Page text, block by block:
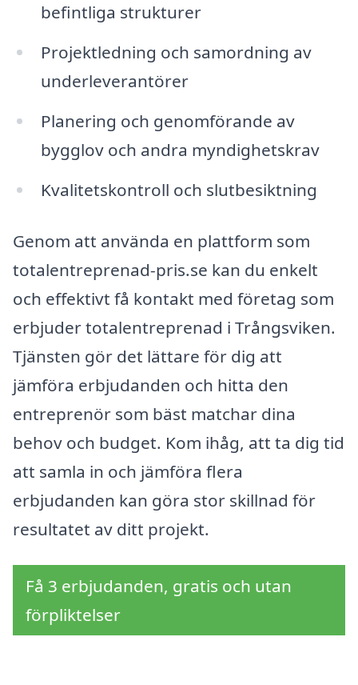
befintliga strukturer
Projektledning och samordning av
underleverantörer
Planering och genomförande av
bygglov och andra myndighetskrav
Kvalitetskontroll och slutbesiktning
Genom att använda en plattform som
totalentreprenad-pris.se kan du enkelt
och effektivt få kontakt med företag som
erbjuder totalentreprenad i Trångsviken.
Tjänsten gör det lättare för dig att
jämföra erbjudanden och hitta den
entreprenör som bäst matchar dina
behov och budget. Kom ihåg, att ta dig tid
att samla in och jämföra flera
erbjudanden kan göra stor skillnad för
resultatet av ditt projekt.
Få 3 erbjudanden, gratis och utan
förpliktelser